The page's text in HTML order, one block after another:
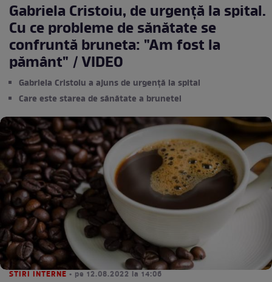
Gabriela Cristoiu, de urgență la spital.
Cu ce probleme de sănătate se
confruntă bruneta: "Am fost la
pământ" / VIDEO
Gabriela Cristoiu a ajuns de urgență la spital
Care este starea de sănătate a brunetei
STIRI INTERNE • pe 12.08.2022 la 14:06